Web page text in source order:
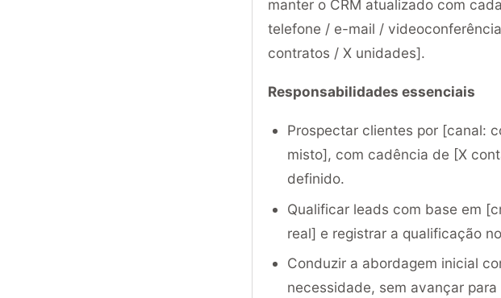
manter o CRM atualizado com
telefone / e-mail /
contratos / X unidades].
Responsabilidades essenciais
Prospectar clientes por [canal:
misto], com cadência de [X
definido.
Qualificar leads com base em
real] e registrar a qualificação
Conduzir a abordagem inicial
necessidade, sem avançar